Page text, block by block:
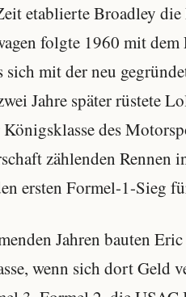
etablierte Broadley die
folgte 1960 mit
sich mit der neu
Jahre später rüstete
Königsklasse des
zählenden Rennen
ersten Formel-1-Sieg
Jahren bauten
wenn sich dort Geld